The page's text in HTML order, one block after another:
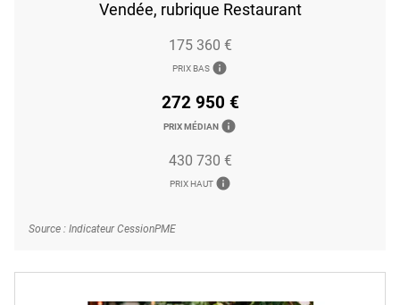
Vendée, rubrique Restaurant
175 360 €
PRIX BAS info
272 950 €
PRIX MÉDIAN info
430 730 €
PRIX HAUT info
Source : Indicateur CessionPME